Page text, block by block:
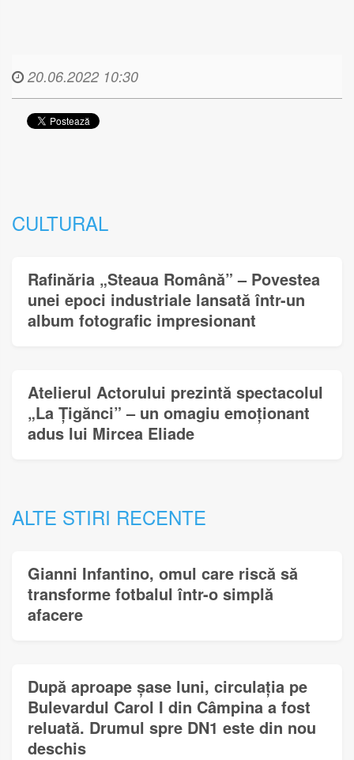
20.06.2022 10:30
CULTURAL
Rafinăria „Steaua Română” – Povestea
unei epoci industriale lansată într-un
album fotografic impresionant
Atelierul Actorului prezintă spectacolul
„La Țigănci” – un omagiu emoționant
adus lui Mircea Eliade
ALTE STIRI RECENTE
Gianni Infantino, omul care riscă să
transforme fotbalul într-o simplă
afacere
După aproape șase luni, circulația pe
Bulevardul Carol I din Câmpina a fost
reluată. Drumul spre DN1 este din nou
deschis